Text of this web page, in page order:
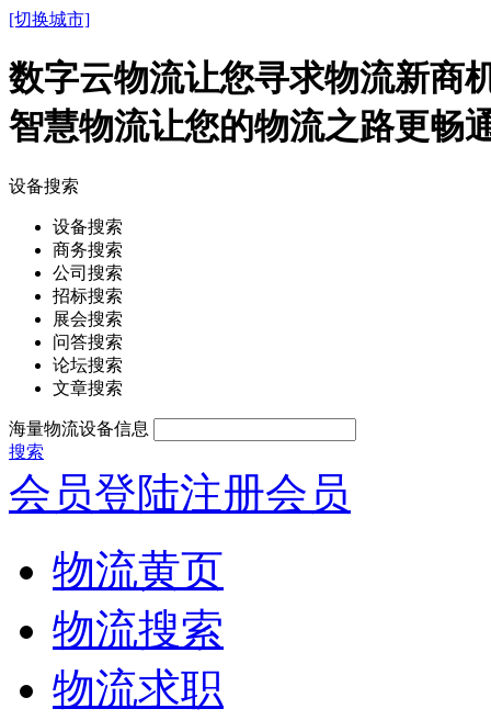
[切换城市]
数字云物流让您寻求物流新商
智慧物流让您的物流之路更畅
设备搜索
设备搜索
商务搜索
公司搜索
招标搜索
展会搜索
问答搜索
论坛搜索
文章搜索
海量物流设备信息
搜索
会员登陆注册会员
物流黄页
物流搜索
物流求职